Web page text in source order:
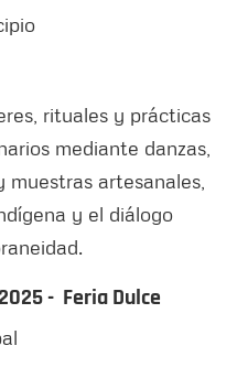
rituales y prácticas
mediante danzas,
artesanales,
y el diálogo
- Feria Dulce